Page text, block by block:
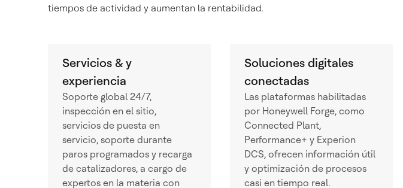
tiempos de actividad y aumentan la rentabilidad.
Servicios & y
experiencia
Soporte global 24/7,
inspección en el sitio,
servicios de puesta en
servicio, soporte durante
paros programados y recarga
de catalizadores, a cargo de
expertos en la materia con
Soluciones digitales
conectadas
Las plataformas habilitadas
por Honeywell Forge, como
Connected Plant,
Performance+ y Experion
DCS, ofrecen información útil
y optimización de procesos
casi en tiempo real.